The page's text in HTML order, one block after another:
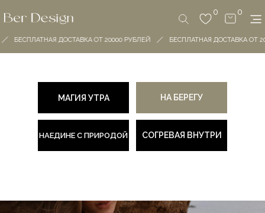
0
0
БЕСПЛАТНАЯ ДОСТАВКА ОТ 20000 РУБЛЕЙ БЕСПЛАТНАЯ ДОСТАВКА ОТ
МАГИЯ УТРА НА БЕРЕГУ
НАЕДИНЕ С ПРИРОДОЙ СОГРЕВАЯ ВНУТРИ